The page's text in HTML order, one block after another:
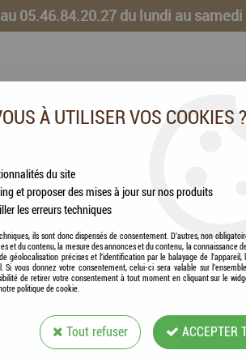
05.46.84.20.27 du lundi au samedi
VOLAILLES ANIMAUX DE LA FERME
HAMI FORM® -
AROMATIQUES
À UTILISER VOS COOKIES ?
du site
et proposer des mises à jour sur nos produits
les erreurs techniques
ils sont donc dispensés de consentement. D'autres, non
et du contenu, la mesure des annonces et du contenu, la connaissance
géolocalisation précises et l'identification par le balayage de l'appareil,
vous donnez votre consentement, celui-ci sera valable sur
de retirer votre consentement à tout moment en cliquant sur le
politique de cookie.
Tout refuser ACCEPTER